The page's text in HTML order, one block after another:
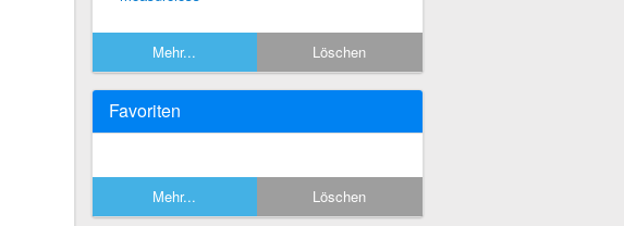
Mehr... Löschen
Favoriten
Mehr... Löschen